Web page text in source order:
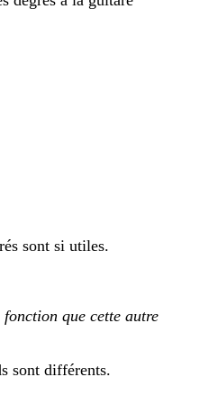
sont si utiles.
que cette autre
sont différents.